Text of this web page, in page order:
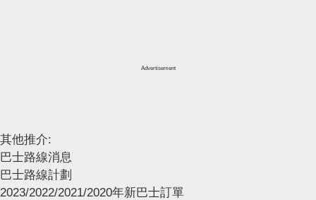
Advertisement
其他推介:
巴士路線消息
巴士路線計劃
2023/2022/2021/2020年新巴士訂單